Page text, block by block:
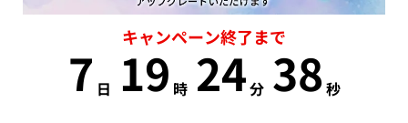
キャンペーン終了まで
7 日 19 時 24分 38 秒